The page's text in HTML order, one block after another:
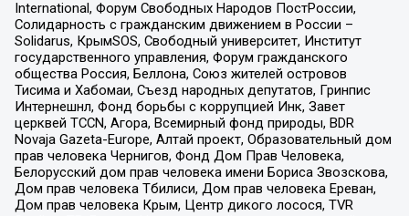
International, Форум Свободных Народов ПостРоссии,
Солидарность с гражданским движением в России –
Solidarus, КрымSOS, Свободный университет, Институт
государственного управления, Форум гражданского
общества Россия, Беллона, Союз жителей островов
Тисима и Хабомаи, Съезд народных депутатов, Гринпис
Интернешнл, Фонд борьбы с коррупцией Инк, Завет
церквей TCCN, Агора, Всемирный фонд природы, BDR
Novaja Gazeta-Europe, Алтай проект, Образовательный дом
прав человека Чернигов, Фонд Дом Прав Человека,
Белорусский дом прав человека имени Бориса Звозскова,
Дом прав человека Тбилиси, Дом прав человека Ереван,
Дом прав человека Крым, Центр дикого лосося, TVR